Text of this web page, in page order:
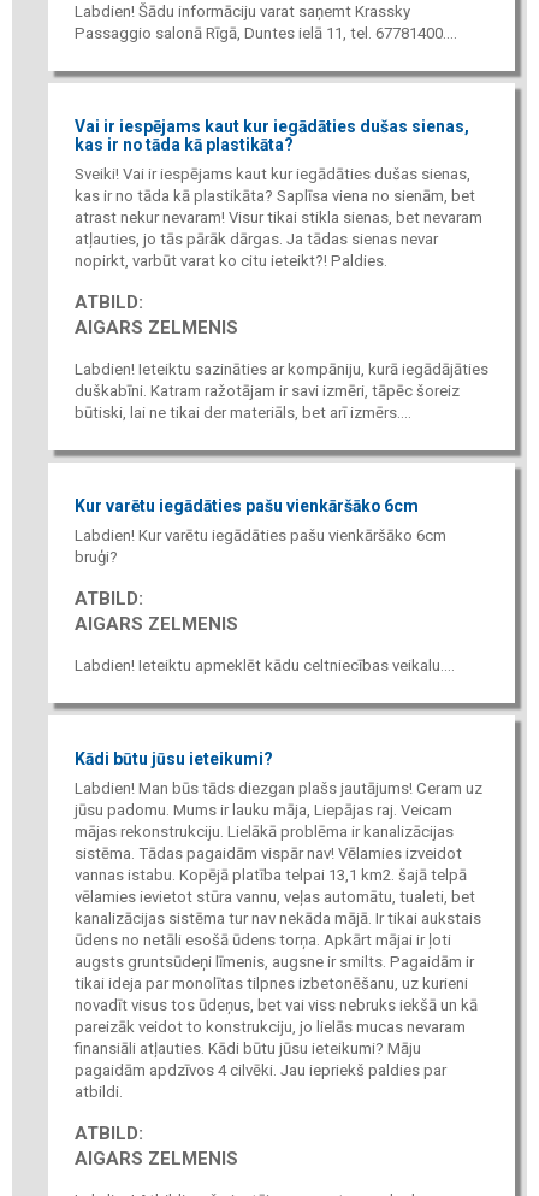
Labdien! Šādu informāciju varat saņemt Krassky
Passaggio salonā Rīgā, Duntes ielā 11, tel. 67781400....
Vai ir iespējams kaut kur iegādāties dušas sienas,
kas ir no tāda kā plastikāta?
Sveiki! Vai ir iespējams kaut kur iegādāties dušas sienas,
kas ir no tāda kā plastikāta? Saplīsa viena no sienām, bet
atrast nekur nevaram! Visur tikai stikla sienas, bet nevaram
atļauties, jo tās pārāk dārgas. Ja tādas sienas nevar
nopirkt, varbūt varat ko citu ieteikt?! Paldies.
ATBILD:
AIGARS ZELMENIS
Labdien! Ieteiktu sazināties ar kompāniju, kurā iegādājāties
duškabīni. Katram ražotājam ir savi izmēri, tāpēc šoreiz
būtiski, lai ne tikai der materiāls, bet arī izmērs....
Kur varētu iegādāties pašu vienkāršāko 6cm
Labdien! Kur varētu iegādāties pašu vienkāršāko 6cm
bruģi?
ATBILD:
AIGARS ZELMENIS
Labdien! Ieteiktu apmeklēt kādu celtniecības veikalu....
Kādi būtu jūsu ieteikumi?
Labdien! Man būs tāds diezgan plašs jautājums! Ceram uz
jūsu padomu. Mums ir lauku māja, Liepājas raj. Veicam
mājas rekonstrukciju. Lielākā problēma ir kanalizācijas
sistēma. Tādas pagaidām vispār nav! Vēlamies izveidot
vannas istabu. Kopējā platība telpai 13,1 km2. šajā telpā
vēlamies ievietot stūra vannu, veļas automātu, tualeti, bet
kanalizācijas sistēma tur nav nekāda mājā. Ir tikai aukstais
ūdens no netāli esošā ūdens torņa. Apkārt mājai ir ļoti
augsts gruntsūdeņi līmenis, augsne ir smilts. Pagaidām ir
tikai ideja par monolītas tilpnes izbetonēšanu, uz kurieni
novadīt visus tos ūdeņus, bet vai viss nebruks iekšā un kā
pareizāk veidot to konstrukciju, jo lielās mucas nevaram
finansiāli atļauties. Kādi būtu jūsu ieteikumi? Māju
pagaidām apdzīvos 4 cilvēki. Jau iepriekš paldies par
atbildi.
ATBILD:
AIGARS ZELMENIS